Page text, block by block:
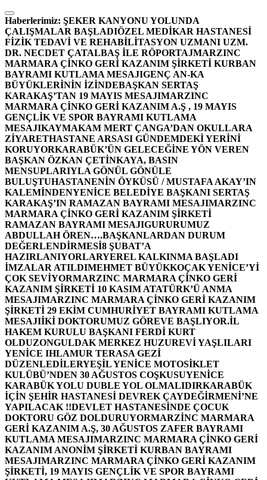
İçeriğe
atla
Haberlerimiz: ŞEKER KANYONU YOLUNDA
ÇALIŞMALAR BAŞLADIÖZEL MEDİKAR HASTANESİ
FİZİK TEDAVİ VE REHABİLİTASYON UZMANI UZM.
DR. NECDET ÇATALBAŞ İLE RÖPORTAJMARZINC
MARMARA ÇİNKO GERİ KAZANIM ŞİRKETİ KURBAN
BAYRAMI KUTLAMA MESAJIGENÇ AN-KA
BÜYÜKLERİNİN İZİNDEBAŞKAN SERTAŞ
KARAKAŞ’TAN 19 MAYIS MESAJIMARZINC
MARMARA ÇİNKO GERİ KAZANIM A.Ş , 19 MAYIS
GENÇLİK VE SPOR BAYRAMI KUTLAMA
MESAJIKAYMAKAM MERT ÇANGA’DAN OKULLARA
ZİYARETHASTANE ARSASI GÜNDEMDEKİ YERİNİ
KORUYORKARABÜK’ÜN GELECEĞİNE YÖN VEREN
BAŞKAN ÖZKAN ÇETİNKAYA, BASIN
MENSUPLARIYLA GÖNÜL GÖNÜLE
BULUŞTUHASTANENİN ÖYKÜSÜ / MUSTAFA AKAY’IN
KALEMİNDENYENİCE BELEDİYE BAŞKANI SERTAŞ
KARAKAŞ’IN RAMAZAN BAYRAMI MESAJIMARZINC
MARMARA ÇİNKO GERİ KAZANIM ŞİRKETİ
RAMAZAN BAYRAMI MESAJIGURURUMUZ
ABDULLAH ÖREN….BAŞKANLARDAN DURUM
DEĞERLENDİRMESİ8 ŞUBAT’A
HAZIRLANIYORLARYEREL KALKINMA BAŞLADI
İMZALAR ATILDIMEHMET BÜYÜKKOÇAK YENİCE’Yİ
ÇOK SEVİYORMARZINC MARMARA ÇİNKO GERİ
KAZANIM ŞİRKETİ 10 KASIM ATATÜRK’Ü ANMA
MESAJIMARZINC MARMARA ÇİNKO GERİ KAZANIM
ŞİRKETİ 29 EKİM CUMHURİYET BAYRAMI KUTLAMA
MESAJIİKİ DOKTORUMUZ GÖREVE BAŞLIYOR.İL
HAKEM KURULU BAŞKANI FERDİ KURT
OLDUZONGULDAK MERKEZ HUZUREVİ YAŞLILARI
YENİCE IHLAMUR TERASA GEZİ
DÜZENLEDİLERYEŞİL YENİCE MOTOSİKLET
KULÜBÜ’NDEN 30 AĞUSTOS COŞKUSUYENİCE
KARABÜK YOLU DUBLE YOL OLMALIDIRKARABÜK
İÇİN ŞEHİR HASTANESİ DEVREK ÇAYDEĞİRMENİ’NE
YAPILACAK !!DEVLET HASTANESİNDE ÇOCUK
DOKTORU GÖZ DOLDURUYORMARZİNC MARMARA
GERİ KAZANIM A.Ş, 30 AĞUSTOS ZAFER BAYRAMI
KUTLAMA MESAJIMARZINC MARMARA ÇİNKO GERİ
KAZANIM ANONİM ŞİRKETİ KURBAN BAYRAMI
MESAJIMARZINC MARMARA ÇİNKO GERİ KAZANIM
ŞİRKETİ, 19 MAYIS GENÇLİK VE SPOR BAYRAMI